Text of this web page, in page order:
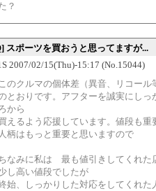
？
スポーツを買おうと思ってますが...
2007/02/15(Thu)-15:17 (No.15044)
のクルマの個体差（異音、リコー
とおりです。アフターを誠実にし
から
えるよう応援しています。値段も重
人柄はもっと重要と思いますので
なみに私は 最も値引きしてくれた
し高い値段でしたが
始、しっかりした対応をしてくれた